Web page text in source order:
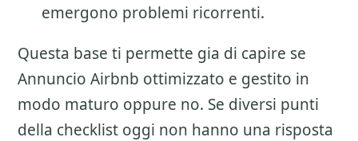
emergono problemi ricorrenti.
Questa base ti permette gia di capire se
Annuncio Airbnb ottimizzato e gestito in
modo maturo oppure no. Se diversi punti
della checklist oggi non hanno una risposta